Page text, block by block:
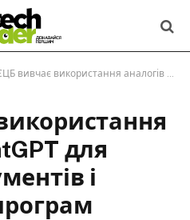
вивчає використання аналогів ChatGPT для аналізу документів і тестування програм
для
і